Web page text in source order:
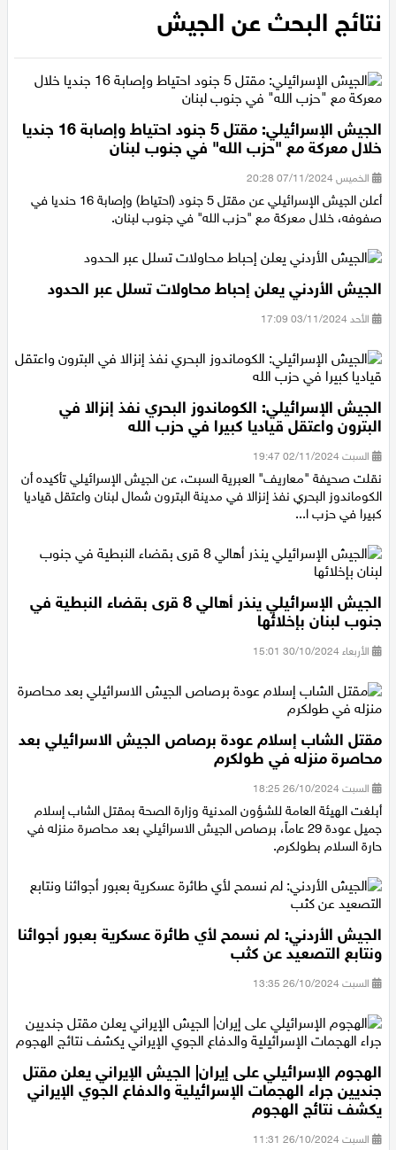
دير حنا
سخنين
عرابة
اخبار عالمية
رياضة
رياضة محلية
تقارير خاصة
اقتصاد
مقالات
مطبخ
صحة وطب
مجلة الحمرا
تكنولوجيا
فن
ستوديو انتخابات 2022
نتائج البحث عن الجيش
خلال معركة مع "حزب الله" في جنوب لبنان
الخميس 07/11/2024 20:28
الجيش الأردني يعلن إحباط محاولات تسلل عبر الحدود
الجيش الإسرائيلي: الكوماندوز البحري نفذ إنزالا في
البترون واعتقل قياديا كبيرا في حزب الله
السبت 02/11/2024 19:47
نقلت صحيفة "معاريف" العبرية السبت، عن الجيش الإسرائيلي تأكيده أن
الكوماندوز البحري نفذ إنزالا في مدينة البترون شمال لبنان واعتقل قياديا
الجيش الإسرائيلي ينذر أهالي 8 قرى بقضاء النبطية في
جنوب لبنان بإخلائها
مقتل الشاب إسلام عودة برصاص الجيش الاسرائيلي بعد
محاصرة منزله في طولكرم
السبت 26/10/2024 18:25
أبلغت الهيئة العامة للشؤون المدنية وزارة الصحة بمقتل الشاب إسلام
جميل عودة 29 عاماً، برصاص الجيش الاسرائيلي بعد محاصرة منزله في
الجيش الأردني: لم نسمح لأي طائرة عسكرية بعبور أجوائنا
ونتابع التصعيد عن كثب
الهجوم الإسرائيلي على إيران| الجيش الإيراني يعلن مقتل
جنديين جراء الهجمات الإسرائيلية والدفاع الجوي الإيراني
يكشف نتائج الهجوم